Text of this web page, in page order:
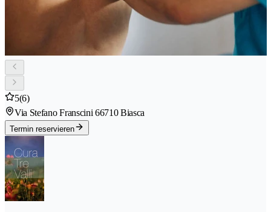
5(6)
Via Stefano Franscini 66710 Biasca
Termin reservieren